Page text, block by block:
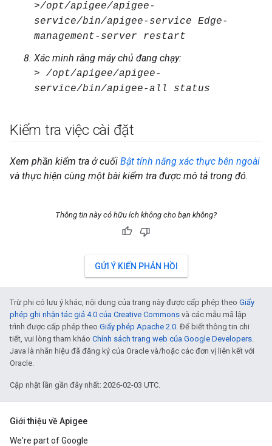
>/opt/apigee/apigee-
service/bin/apigee-service Edge-
management-server restart
Xác minh rằng máy chủ đang chạy:
> /opt/apigee/apigee-
service/bin/apigee-all status
Kiểm tra việc cài đặt
Xem phần kiểm tra ở cuối Bật tính năng xác thực bên ngoài
và thực hiện cùng một bài kiểm tra được mô tả trong đó.
Thông tin này có hữu ích không cho bạn không?
GỬI Ý KIẾN PHẢN HỒI
Trừ phi có lưu ý khác, nội dung của trang này được cấp phép theo Giấy
phép ghi nhận tác giả 4.0 của Creative Commons và các mẫu mã lập
trình được cấp phép theo Giấy phép Apache 2.0. Để biết thông tin chi
tiết, vui lòng tham khảo Chính sách trang web của Google Developers.
Java là nhãn hiệu đã đăng ký của Oracle và/hoặc các đơn vị liên kết với
Oracle.
Cập nhật lần gần đây nhất: 2026-02-03 UTC.
Giới thiệu về Apigee
We're part of Google